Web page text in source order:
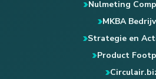
Nulmeting
MKBA
Strategie en
Product